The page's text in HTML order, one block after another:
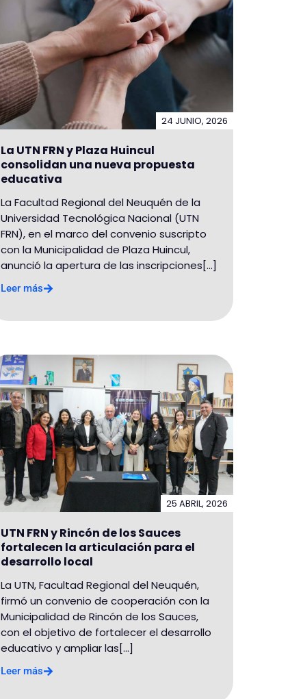
24 JUNIO, 2026
La UTN FRN y Plaza Huincul
consolidan una nueva propuesta
educativa
La Facultad Regional del Neuquén de la
Universidad Tecnológica Nacional (UTN
FRN), en el marco del convenio suscripto
con la Municipalidad de Plaza Huincul,
anunció la apertura de las inscripciones[...]
Leer más
25 ABRIL, 2026
UTN FRN y Rincón de los Sauces
fortalecen la articulación para el
desarrollo local
La UTN, Facultad Regional del Neuquén,
firmó un convenio de cooperación con la
Municipalidad de Rincón de los Sauces,
con el objetivo de fortalecer el desarrollo
educativo y ampliar las[...]
Leer más